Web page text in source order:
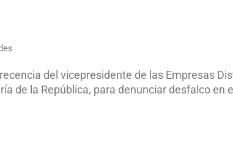
del vicepresidente de las Empresas
de la República, para denunciar desfalco en